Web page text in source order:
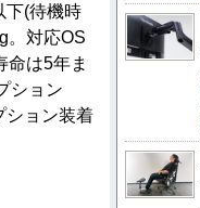
下(待機時
。対応OS
命は5年ま
ション
ション装着